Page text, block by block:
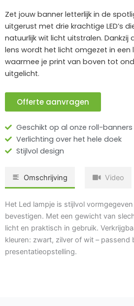
Zet jouw banner letterlijk in de
uitgerust met drie krachtige LED’s
natuurlijk wit licht uitstralen.
lens wordt het licht omgezet in een
waarmee je print van boven tot
uitgelicht.
Offerte aanvragen
Geschikt op al onze roll-banners
Verlichting over het hele doek
Stijlvol design
Omschrijving Video
Het Led lampje is stijlvol
bevestigen. Met een gewicht van
licht en praktisch in gebruik.
kleuren: zwart, zilver of wit – passend
presentatieopstelling.